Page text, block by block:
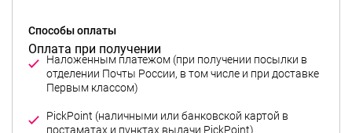
Способы оплаты
Оплата при получении